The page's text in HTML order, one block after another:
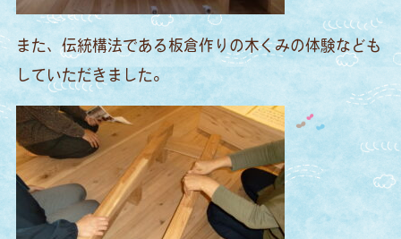
また、伝統構法である板倉作りの木くみの体験なども
していただきました。